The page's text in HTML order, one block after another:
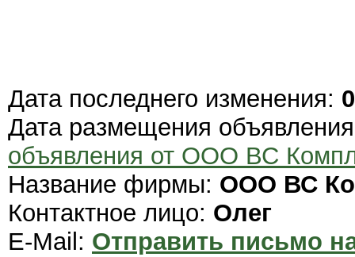
Дата последнего изменения:
Дата размещения
объявления от ООО ВС
Название фирмы: ООО ВС
Контактное лицо: Олег
E-Mail: Отправить письмо